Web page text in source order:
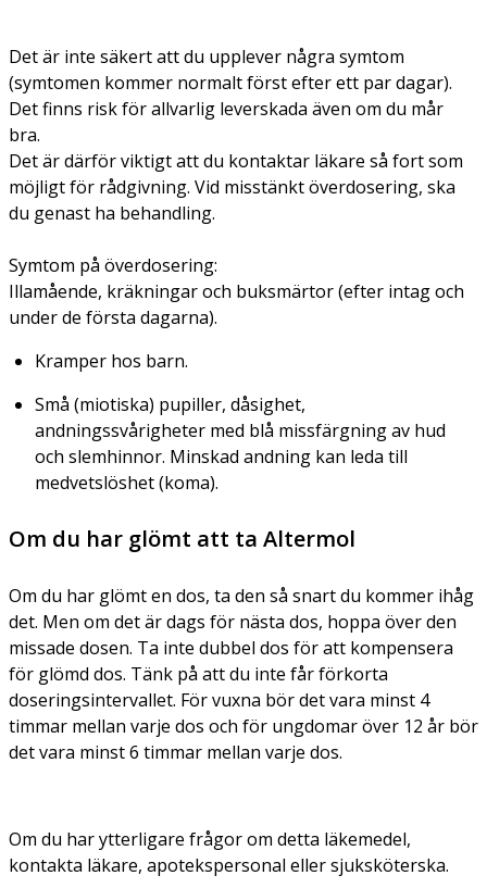
Det är inte säkert att du upplever några symtom
(symtomen kommer normalt först efter ett par dagar).
Det finns risk för allvarlig leverskada även om du mår
bra.
Det är därför viktigt att du kontaktar läkare så fort som
möjligt för rådgivning. Vid misstänkt överdosering, ska
du genast ha behandling.
Symtom på överdosering:
Illamående, kräkningar och buksmärtor (efter intag och
under de första dagarna).
Kramper hos barn.
Små (miotiska) pupiller, dåsighet,
andningssvårigheter med blå missfärgning av hud
och slemhinnor. Minskad andning kan leda till
medvetslöshet (koma).
Om du har glömt att ta Altermol
Om du har glömt en dos, ta den så snart du kommer ihåg
det. Men om det är dags för nästa dos, hoppa över den
missade dosen. Ta inte dubbel dos för att kompensera
för glömd dos. Tänk på att du inte får förkorta
doseringsintervallet. För vuxna bör det vara minst 4
timmar mellan varje dos och för ungdomar över 12 år bör
det vara minst 6 timmar mellan varje dos.
Om du har ytterligare frågor om detta läkemedel,
kontakta läkare, apotekspersonal eller sjuksköterska.